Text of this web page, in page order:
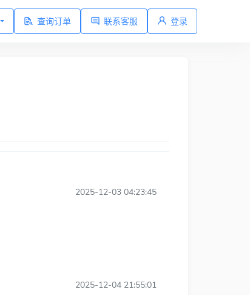
查询订单 联系客服 登录
2025-12-03 04:23:45
2025-12-04 21:55:01